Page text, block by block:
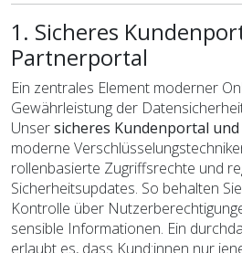
1. Sicheres
Partnerportal
Ein zentrales Element moderner
Gewährleistung der
Unsersicheres Kundenportal
moderne
rollenbasierte Zugriffsrechte und
Sicherheitsupdates. So behalten
Kontrolle über
sensible Informationen. Ein
erlaubt es, dass Kund:innen nur